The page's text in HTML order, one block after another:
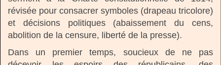
révisée pour consacrer symboles (drapeau tricolore)
et décisions politiques (abaissement du cens,
abolition de la censure, liberté de la presse).
Dans un premier temps, soucieux de ne pas